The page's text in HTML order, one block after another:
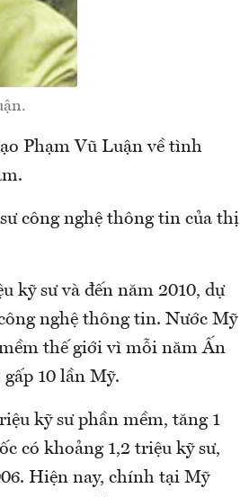
Phạm Vũ Luận về tình
công nghệ thông tin của thị
kỹ sư và đến năm 2010, dự
nghệ thông tin. Nước Mỹ
thế giới vì mỗi năm Ấn
10 lần Mỹ.
kỹ sư phần mềm, tăng 1
có khoảng 1,2 triệu kỹ sư,
Hiện nay, chính tại Mỹ